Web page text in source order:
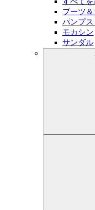
ブーツ
パンプ
モカシン
サンダル